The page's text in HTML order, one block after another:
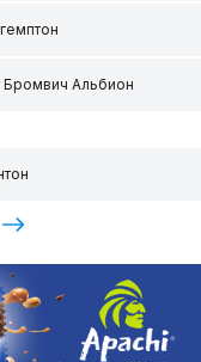
Бромвич Альбион